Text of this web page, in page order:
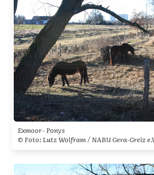
Exmoor- Ponys
© Foto: Lutz Wolfram / NABU Gera-Greiz